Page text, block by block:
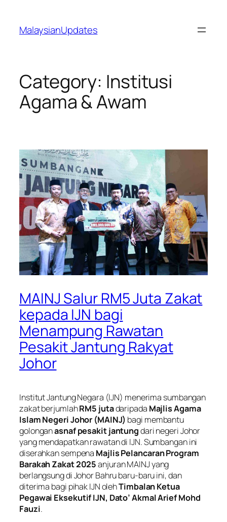
content
MalaysianUpdates
Category: Institusi
Agama & Awam
MAINJ Salur RM5 Juta Zakat
kepada IJN bagi
Menampung Rawatan
Pesakit Jantung Rakyat
Johor
Institut Jantung Negara (IJN) menerima sumbangan
zakat berjumlahRM5 jutadaripada Majlis Agama
Islam Negeri Johor (MAINJ) bagi membantu
golonganasnaf pesakit jantungdari negeri Johor
yang mendapatkan rawatan di IJN. Sumbangan ini
diserahkan sempena Majlis Pelancaran Program
Barakah Zakat 2025anjuran MAINJ yang
berlangsung di Johor Bahru baru-baru ini, dan
diterima bagi pihak IJN olehTimbalan Ketua
Pegawai Eksekutif IJN, Dato’ Akmal Arief Mohd
Fauzi.